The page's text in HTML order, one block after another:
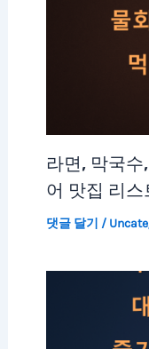
라면, 막국
어 맛집 리스
댓글 달기 /